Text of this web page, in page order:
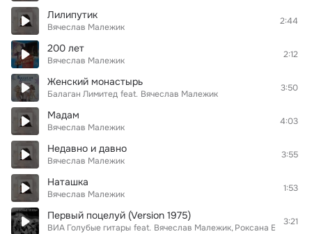
Лилипутик
Вячеслав Малежик
2:44
200 лет
Вячеслав Малежик
2:12
Женский монастырь
Балаган Лимитед feat. Вячеслав Малежик
3:50
Мадам
Вячеслав Малежик
4:03
Недавно и давно
Вячеслав Малежик
3:55
Наташка
Вячеслав Малежик
1:53
Первый поцелуй (Version 1975)
ВИА Голубые гитары feat. Вячеслав Малежик Роксана Бабаян
3:21